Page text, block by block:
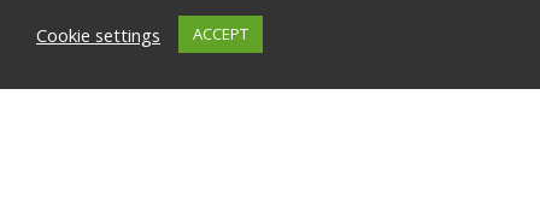
Cookie settings
ACCEPT